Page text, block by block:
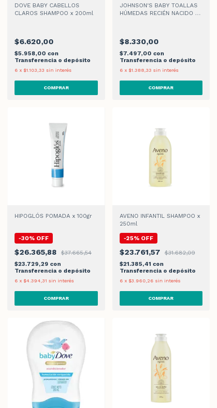
DOVE BABY CABELLOS
CLAROS SHAMPOO x 200ml
$6.620,00
$5.958,00 con
Transferencia o depósito
6 x $1.103,33 sin interés
JOHNSON'S BABY TOALLAS
HÚMEDAS RECIÉN NACIDO x
$8.330,00
$7.497,00 con
Transferencia o depósito
6 x $1.388,33 sin interés
HIPOGLÓS POMADA x 100gr
-30% OFF
$26.365,88
$37.665,54
$23.729,29 con
Transferencia o depósito
6 x $4.394,31 sin interés
AVENO INFANTIL SHAMPOO x
250ml
-25% OFF
$23.761,57
$31.682,09
$21.385,41 con
Transferencia o depósito
6 x $3.960,26 sin interés